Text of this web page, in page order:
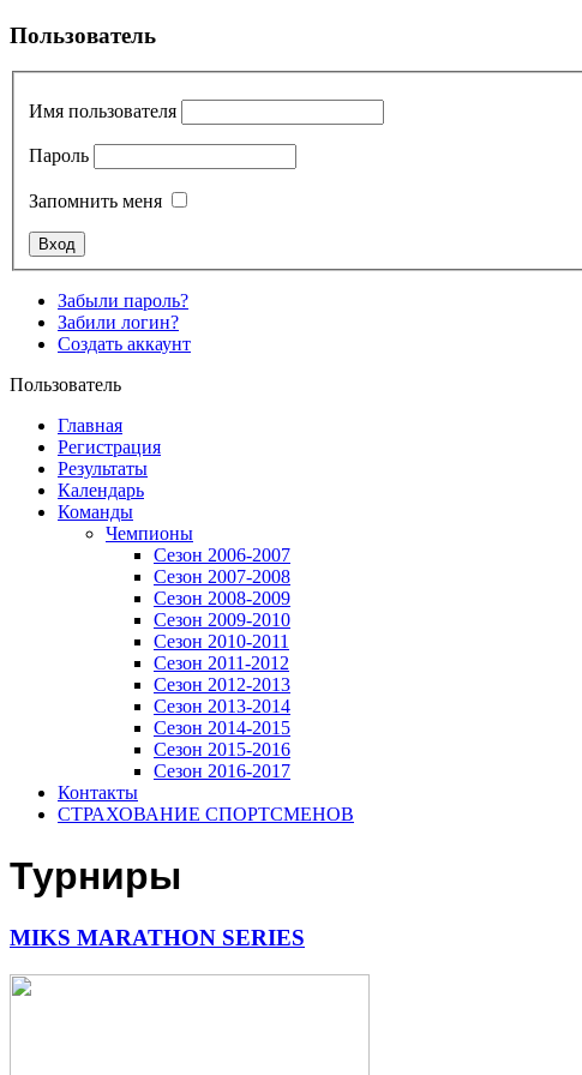
Пользователь
Имя пользователя
Пароль
Запомнить меня
Забыли пароль?
Забили логин?
Создать аккаунт
Пользователь
Главная
Регистрация
Результаты
Календарь
Команды
Чемпионы
Сезон 2006-2007
Сезон 2007-2008
Сезон 2008-2009
Сезон 2009-2010
Сезон 2010-2011
Сезон 2011-2012
Сезон 2012-2013
Сезон 2013-2014
Сезон 2014-2015
Сезон 2015-2016
Сезон 2016-2017
Контакты
СТРАХОВАНИЕ СПОРТСМЕНОВ
Турниры
MIKS MARATHON SERIES